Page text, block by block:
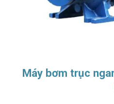
Máy bơm trục